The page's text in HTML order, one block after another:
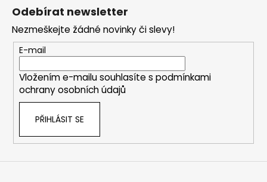
Odebírat newsletter
Nezmeškejte žádné novinky či slevy!
E-mail
Vložením e-mailu souhlasíte s podmínkami
ochrany osobních údajů
PŘIHLÁSIT SE